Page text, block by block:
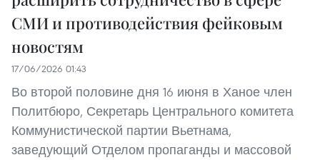
СМИ и противодействия фейковым
новостям
17/06/2026 01:43
Во второй половине дня 16 июня в Ханое член
Политбюро, Секретарь Центрального комитета
Коммунистической партии Вьетнама,
заведующий Отделом пропаганды и массовой